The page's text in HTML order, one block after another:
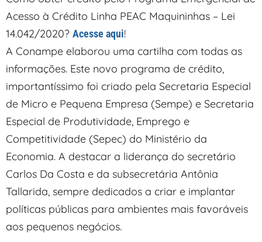
Acesso à Crédito Linha PEAC Maquininhas – Lei
14.042/2020? Acesse aqui!
A Conampe elaborou uma cartilha com todas as
informações. Este novo programa de crédito,
importantíssimo foi criado pela Secretaria Especial
de Micro e Pequena Empresa (Sempe) e Secretaria
Especial de Produtividade, Emprego e
Competitividade (Sepec) do Ministério da
Economia. A destacar a liderança do secretário
Carlos Da Costa e da subsecretária Antônia
Tallarida, sempre dedicados a criar e implantar
políticas públicas para ambientes mais favoráveis
aos pequenos negócios.